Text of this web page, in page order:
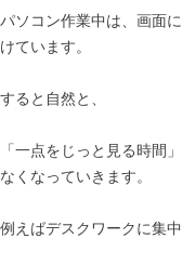
パソコン作業中は、画面
けています。
すると自然と、
「一点をじっと見る時間
なくなっていきます。
例えばデスクワークに集中